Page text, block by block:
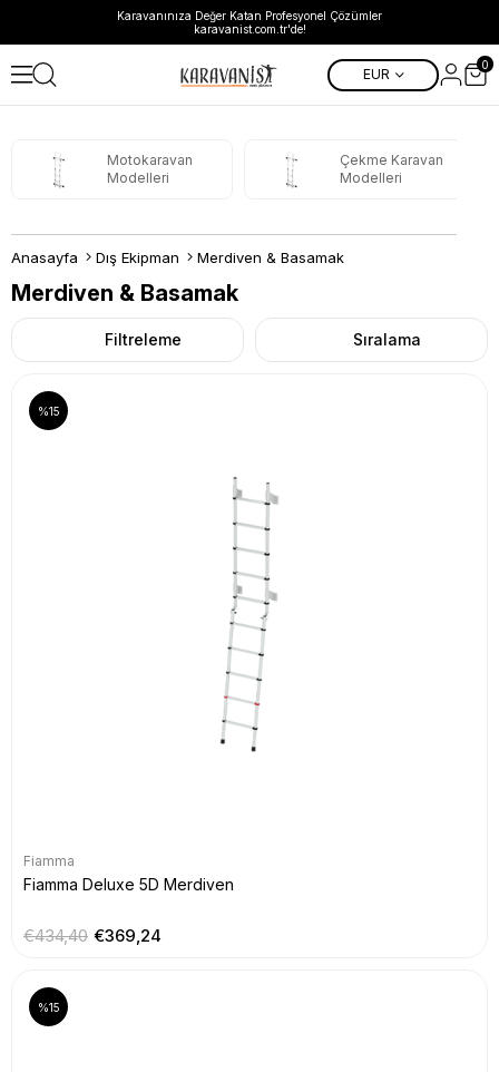
Karavanınıza Değer Katan Profesyonel Çözümler
karavanist.com.tr'de!
EUR
0
Motokaravan
Modelleri
Çekme Karavan
Modelleri
Anasayfa Dış Ekipman Merdiven & Basamak
Merdiven & Basamak
Filtreleme Sıralama
Fiamma
Fiamma Deluxe 5D Merdiven
€369,24
€434,40
%15
%15